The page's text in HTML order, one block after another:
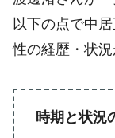
以下の点で中
性の経歴・状況
時期と状況